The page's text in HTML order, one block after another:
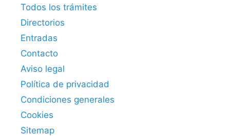
Todos los trámites
Directorios
Entradas
Contacto
Aviso legal
Política de privacidad
Condiciones generales
Cookies
Sitemap